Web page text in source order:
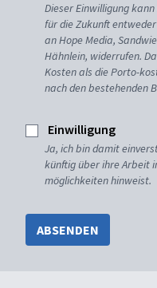
Dieser Einwilligung
für die Zukunft
an Hope Media,
Hähnlein, widerrufen.
Kosten als die Porto-
nach den bestehenden
Einwilligung
Ja, ich bin damit
künftig über ihre Arbeit
möglichkeiten hinweist.
ABSENDEN